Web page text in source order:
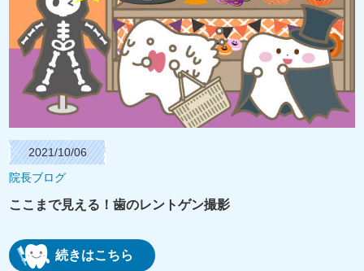
2021/10/06
院長ブログ
ここまで見える！歯のレントゲン撮影
続きはこちら